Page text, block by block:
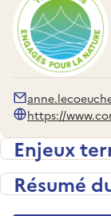
https://
Enjeux
Résumé